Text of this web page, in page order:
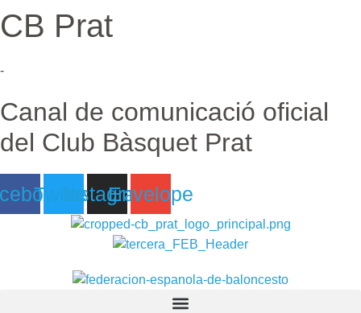
Ir
al
CB Prat
-
Canal de comunicació oficial
del Club Bàsquet Prat
TwitterInstagram
Envelope